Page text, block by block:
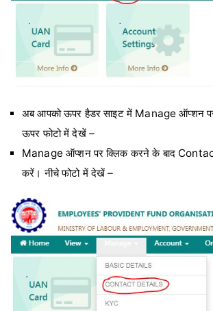
अब आपको ऊपर हैडर साइट में Manage ऑप्शन
ऊपर फोटो में देखें –
Manage ऑप्शन पर क्लिक करने के बाद
करें। नीचे फोटो में देखें –